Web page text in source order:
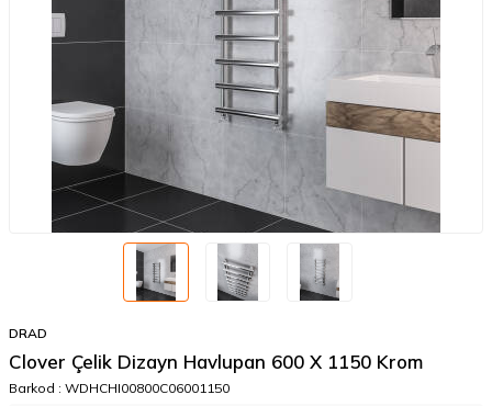
DRAD
Clover Çelik Dizayn Havlupan 600 X 1150 Krom
Barkod : WDHCHI00800C06001150